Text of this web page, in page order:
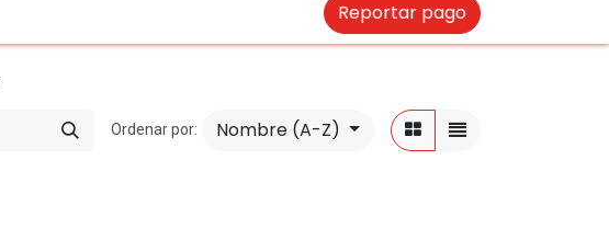
Reportar pago
Ordenar por: Nombre (A-Z)